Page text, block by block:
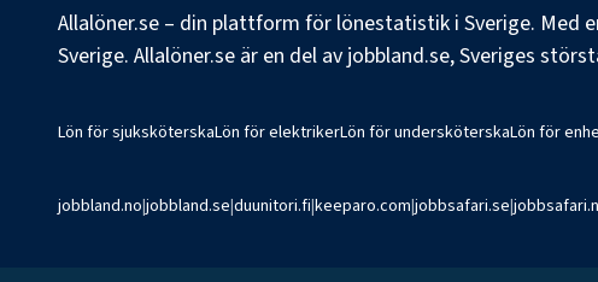
Allalöner.se – din plattform för lönestatistik i Sverige.
Sverige. Allalöner.se är en del av jobbland.se, Sveriges
Lön för sjuksköterskaLön för elektrikerLön för undersköterskaLön för
jobbland.no|jobbland.se|duunitori.fi|keeparo.com|jobbsafari.se|